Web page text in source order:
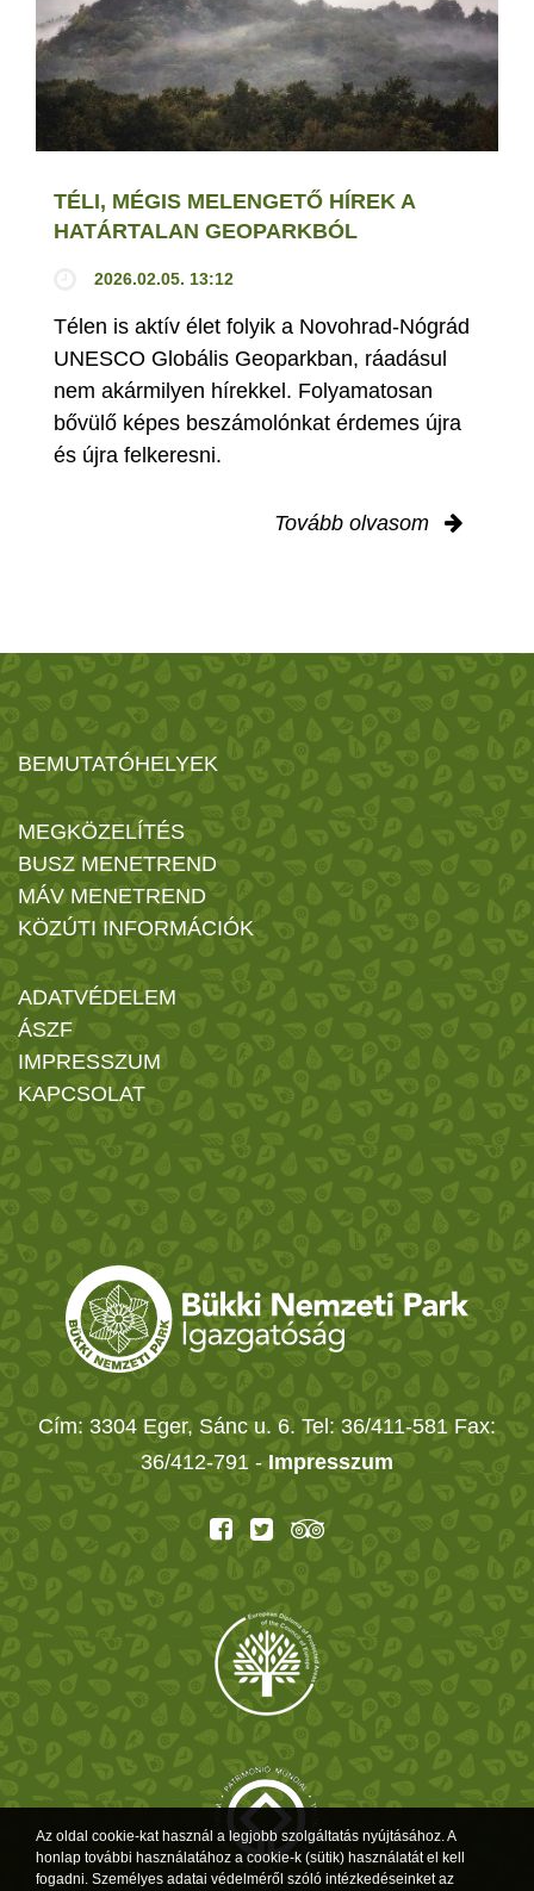
TÉLI, MÉGIS MELENGETŐ HÍREK A
HATÁRTALAN GEOPARKBÓL
2026.02.05. 13:12
Télen is aktív élet folyik a Novohrad-Nógrád
UNESCO Globális Geoparkban, ráadásul
nem akármilyen hírekkel. Folyamatosan
bővülő képes beszámolónkat érdemes újra
és újra felkeresni.
Tovább olvasom
BEMUTATÓHELYEK
MEGKÖZELÍTÉS
BUSZ MENETREND
MÁV MENETREND
KÖZÚTI INFORMÁCIÓK
ADATVÉDELEM
ÁSZF
IMPRESSZUM
KAPCSOLAT
Cím: 3304 Eger, Sánc u. 6. Tel: 36/411-581 Fax:
36/412-791 - Impresszum
Az oldal cookie-kat használ a legjobb szolgáltatás nyújtásához. A
honlap további használatához a cookie-k (sütik) használatát el kell
fogadni. Személyes adatai védelméről szóló intézkedéseinket az